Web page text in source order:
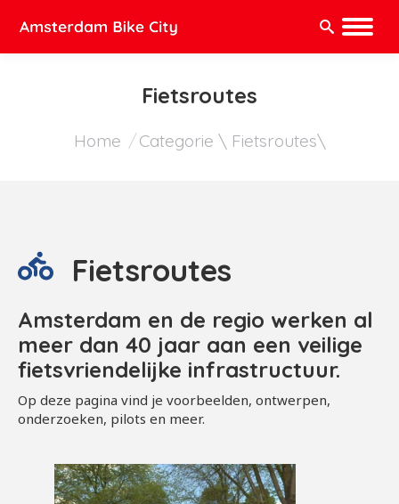
Zoeken:
Fietsroutes
Home Categorie \ Fietsroutes\
Fietsroutes
Amsterdam en de regio werken al
meer dan 40 jaar aan een veilige
fietsvriendelijke infrastructuur.
Op deze pagina vind je voorbeelden, ontwerpen,
onderzoeken, pilots en meer.